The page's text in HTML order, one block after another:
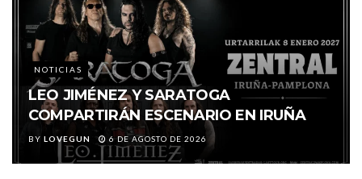
NOTICIAS
LEO JIMÉNEZ Y SARATOGA
COMPARTIRÁN ESCENARIO EN IRUÑA
BY LOVEGUN 6 DE AGOSTO DE 2026